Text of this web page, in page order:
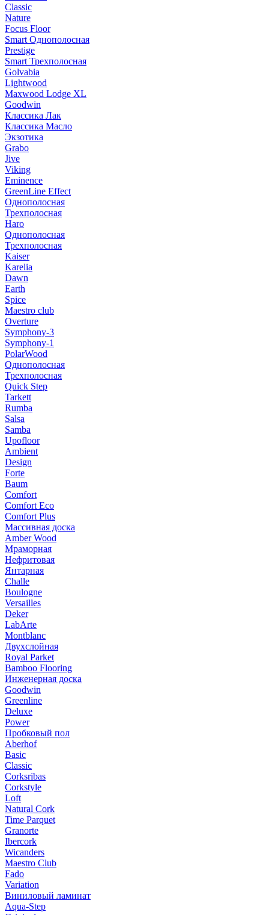
Classic
Nature
Focus Floor
Smart Однополосная
Prestige
Smart Трехполосная
Golvabia
Lightwood
Maxwood Lodge XL
Goodwin
Классика Лак
Классика Масло
Экзотика
Grabo
Jive
Viking
Eminence
GreenLine Effect
Однополосная
Трехполосная
Haro
Однополосная
Трехполосная
Kaiser
Karelia
Dawn
Earth
Spice
Maestro club
Overture
Symphony-3
Symphony-1
PolarWood
Однополосная
Трехполосная
Quick Step
Tarkett
Rumba
Salsa
Samba
Upofloor
Ambient
Design
Forte
Baum
Comfort
Comfort Eco
Comfort Plus
Массивная доска
Amber Wood
Мраморная
Нефритовая
Янтарная
Challe
Boulogne
Versailles
Deker
LabArte
Montblanc
Двухслойная
Royal Parket
Bamboo Flooring
Инженерная доска
Goodwin
Greenline
Deluxe
Power
Пробковый пол
Aberhof
Basic
Classic
Corksribas
Corkstyle
Loft
Natural Cork
Time Parquet
Granorte
Ibercork
Wicanders
Мaestro Club
Fado
Variation
Виниловый ламинат
Aqua-Step